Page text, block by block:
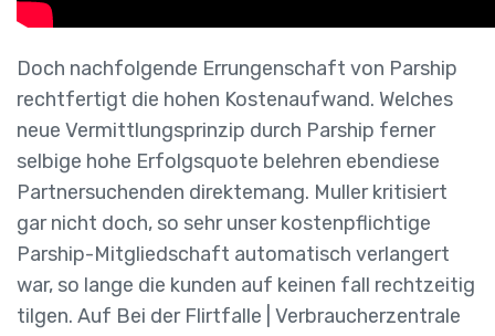
Doch nachfolgende Errungenschaft von Parship
rechtfertigt die hohen Kostenaufwand. Welches
neue Vermittlungsprinzip durch Parship ferner
selbige hohe Erfolgsquote belehren ebendiese
Partnersuchenden direktemang. Muller kritisiert
gar nicht doch, so sehr unser kostenpflichtige
Parship-Mitgliedschaft automatisch verlangert
war, so lange die kunden auf keinen fall rechtzeitig
tilgen. Auf Bei der Flirtfalle | Verbraucherzentrale